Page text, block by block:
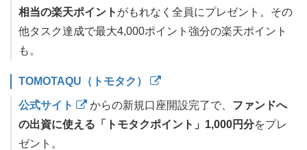
相当の楽天ポイント がもれなく全員にプレゼント。その
他タスク達成で最大4,000ポイント強分の楽天ポイント
も。
TOMOTAQU（トモタク）
公式サイト からの新規口座開設完了で、 ファンドへ
の出資に使える「トモタクポイント」1,000円分をプレ
ゼント。